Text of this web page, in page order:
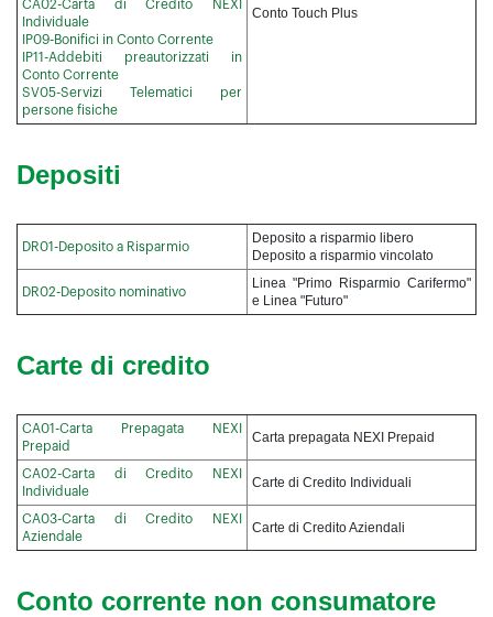
CA02-Carta di Credito NEXI
Individuale
IP09-Bonifici in Conto Corrente
IP11-Addebiti preautorizzati in
Conto Corrente
SV05-Servizi Telematici per
persone fisiche
Conto Touch Plus
Depositi
DR01-Deposito a Risparmio
Deposito a risparmio libero
Deposito a risparmio vincolato
DR02-Deposito nominativo
Linea "Primo Risparmio Carifermo"
e Linea "Futuro"
Carte di credito
CA01-Carta Prepagata NEXI
Prepaid
Carta prepagata NEXI Prepaid
CA02-Carta di Credito NEXI
Individuale
Carte di Credito Individuali
CA03-Carta di Credito NEXI
Aziendale
Carte di Credito Aziendali
Conto corrente non consumatore